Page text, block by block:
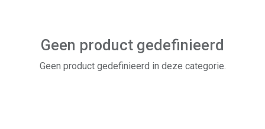
Geen product gedefinieerd
Geen product gedefinieerd in deze categorie.